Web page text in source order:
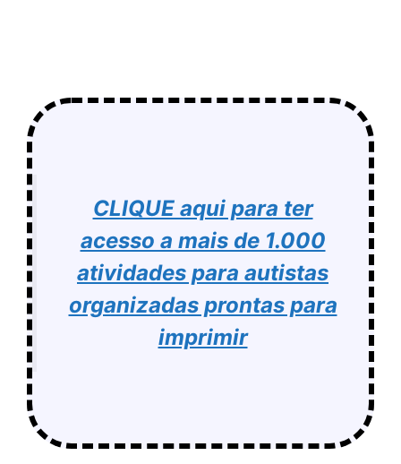
CLIQUE aqui para ter
acesso a mais de 1.000
atividades para autistas
organizadas prontas para
imprimir